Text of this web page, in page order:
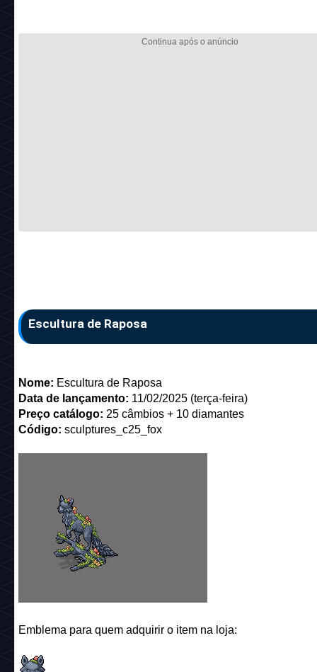
Escultura de Raposa
Nome: Escultura de Raposa
Data de lançamento: 11/02/2025 (terça-feira)
Preço catálogo: 25 câmbios + 10 diamantes
Código: sculptures_c25_fox
Emblema para quem adquirir o item na loja: